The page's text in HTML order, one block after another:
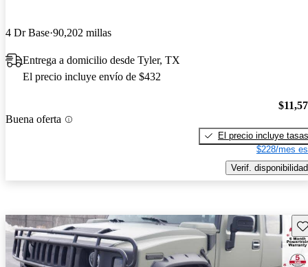
4 Dr Base 90,202 millas
Entrega a domicilio desde Tyler, TX
El precio incluye envío de $432
Buena oferta
El precio incluye tasas
$228/mes
Verif. disponibilidad